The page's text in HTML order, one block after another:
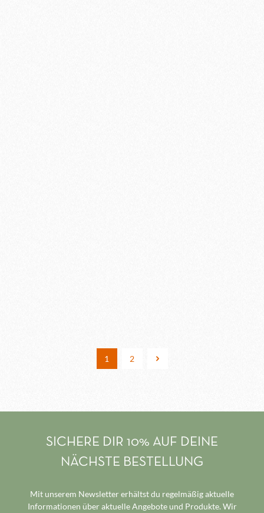
1 2
SICHERE DIR 10% AUF DEINE
NÄCHSTE BESTELLUNG
Mit unserem Newsletter erhältst du regelmäßig aktuelle
Informationen über aktuelle Angebote und Produkte. Wir